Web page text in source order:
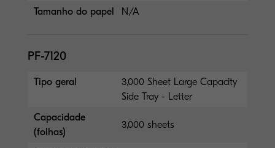
Tamanho do papel N/A
PF-7120
Tipo geral
3,000 Sheet Large Capacity
Side Tray - Letter
Capacidade
(folhas)
3,000 sheets